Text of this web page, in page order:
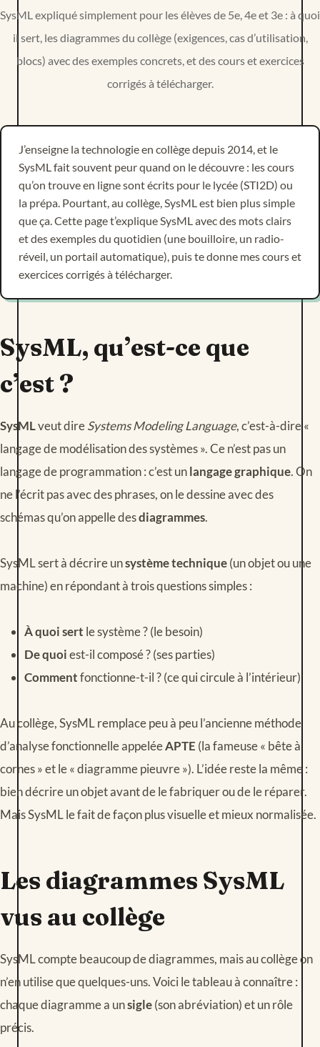
SysML expliqué simplement pour les élèves de 5e, 4e et 3e : à quoi
il sert, les diagrammes du collège (exigences, cas d’utilisation,
blocs) avec des exemples concrets, et des cours et exercices
corrigés à télécharger.
J’enseigne la technologie en collège depuis 2014, et le
SysML fait souvent peur quand on le découvre : les cours
qu’on trouve en ligne sont écrits pour le lycée (STI2D) ou
la prépa. Pourtant, au collège, SysML est bien plus simple
que ça. Cette page t’explique SysML avec des mots clairs
et des exemples du quotidien (une bouilloire, un radio-
réveil, un portail automatique), puis te donne mes cours et
exercices corrigés à télécharger.
SysML, qu’est-ce que
c’est ?
SysMLveut direSystems Modeling Language, c’est-à-dire «
langage de modélisation des systèmes ». Ce n’est pas un
langage de programmation : c’est unlangage graphique. On
ne l’écrit pas avec des phrases, on le dessine avec des
schémas qu’on appelle desdiagrammes.
SysML sert à décrire unsystème technique(un objet ou une
machine) en répondant à trois questions simples :
À quoi sert le système ? (le besoin)
De quoiest-il composé ? (ses parties)
Commentfonctionne-t-il ? (ce qui circule à l’intérieur)
Au collège, SysML remplace peu à peu l’ancienne méthode
d’analyse fonctionnelle appeléeAPTE (la fameuse « bête à
cornes » et le « diagramme pieuvre »). L’idée reste la même :
bien décrire un objet avant de le fabriquer ou de le réparer.
Mais SysML le fait de façon plus visuelle et mieux normalisée.
Les diagrammes SysML
vus au collège
SysML compte beaucoup de diagrammes, mais au collège on
n’en utilise que quelques-uns. Voici le tableau à connaître :
chaque diagramme a unsigle(son abréviation) et un rôle
précis.